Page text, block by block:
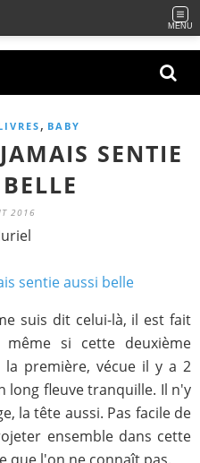
MENU
, BABY
SENTIE
2016
suis dit celui-là, il est fait
si cette deuxième
première, vécue il y a 2
long fleuve tranquille. Il n'y
la tête aussi. Pas facile de
ensemble dans cette